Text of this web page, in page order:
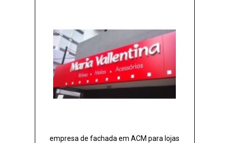
empresa de fachada em ACM para lojas